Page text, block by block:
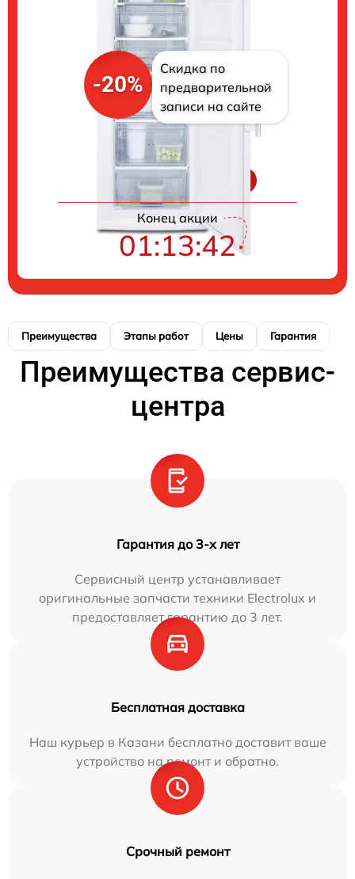
-20%
Скидка по
предварительной
записи на сайте
Цены на ремонт
Конец акции
01:13:41
Преимущества Этапы работ Цены Гарантия
Преимущества сервис-
центра
Гарантия до 3-х лет
Сервисный центр устанавливает
оригинальные запчасти техники Electrolux и
предоставляет гарантию до 3 лет.
Бесплатная доставка
Наш курьер в Казани бесплатно доставит ваше
устройство на ремонт и обратно.
Срочный ремонт